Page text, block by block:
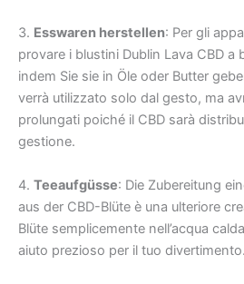
3. Esswaren herstellen: Per gli
provare i blustini Dublin Lava CBD a
indem Sie sie in Öle oder Butter
verrà utilizzato solo dal gesto, ma
prolungati poiché il CBD sarà
gestione.
4. Teeaufgüsse: Die Zubereitung
aus der CBD-Blüte è una ulteriore
Blüte semplicemente nell’acqua
aiuto prezioso per il tuo divertimento.